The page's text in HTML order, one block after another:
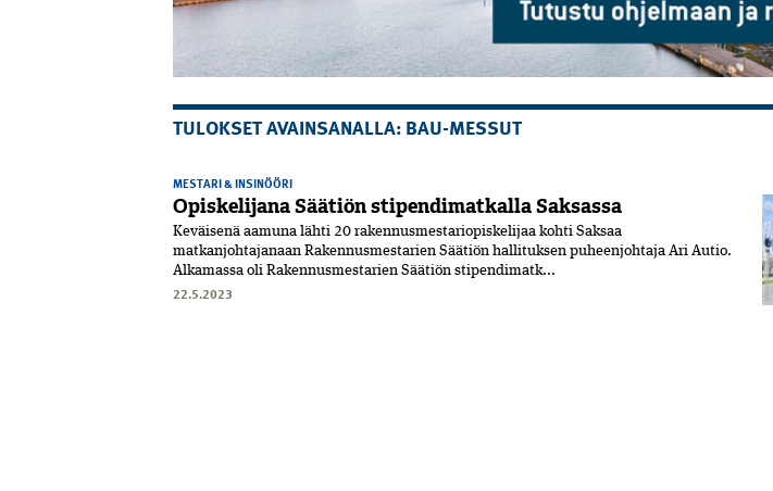
TULOKSET AVAINSANALLA: BAU-MESSUT
MESTARI & INSINÖÖRI
Opiskelijana Säätiön stipendimatkalla Saksassa
Keväisenä aamuna lähti 20 rakennus­mestariopiskelijaa kohti Saksaa
matkanjohtajanaan Rakennusmestarien Säätiön hallituksen puheenjohtaja Ari Autio.
Alkamassa oli Rakennusmestarien Säätiön stipendimatk...
22.5.2023